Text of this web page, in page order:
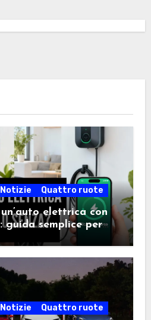
Notizie Quattro ruote
elettrica con
guida semplice per
giusta
Notizie
Quattro ruote